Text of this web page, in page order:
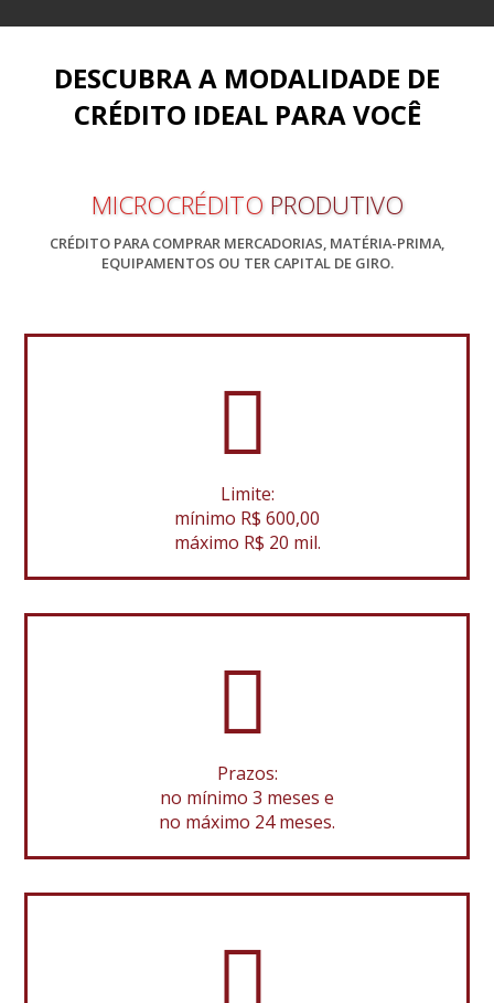
DESCUBRA A MODALIDADE DE
CRÉDITO IDEAL PARA VOCÊ
MICROCRÉDITOPRODUTIVO
CRÉDITO PARA COMPRAR MERCADORIAS, MATÉRIA-PRIMA,
EQUIPAMENTOS OU TER CAPITAL DE GIRO.
Limite:
mínimo R$ 600,00
máximo R$ 20 mil.
Prazos:
no mínimo 3 meses e
no máximo 24 meses.